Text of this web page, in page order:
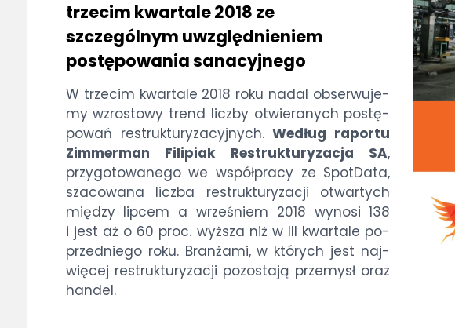
trzecim kwartale 2018 ze
szczególnym uwzględnieniem
postępowania sanacyjnego
W trze­cim kwar­ta­le 2018 ro­ku na­dal ob­ser­wu­je­
my wzro­sto­wy trend licz­by otwie­ra­nych po­stę­
po­wań re­struk­tu­ry­za­cyj­nych.We­dług ra­por­tu
Zim­mer­man Fi­li­piak Re­struk­tu­ry­za­cja SA,
przy­go­to­wa­ne­go we współ­pra­cy ze Spo­tDa­ta,
sza­co­wa­na licz­ba re­struk­tu­ry­za­cji otwar­tych
mię­dzy lip­cem a wrze­śniem 2018 wy­no­si 138
i jest aż o 60 proc. wyż­sza niż w III kwar­ta­le po­
przed­nie­go ro­ku. Bran­ża­mi, w któ­rych jest naj­
wię­cej re­struk­tu­ry­za­cji po­zo­sta­ją prze­mysł oraz
han­del.